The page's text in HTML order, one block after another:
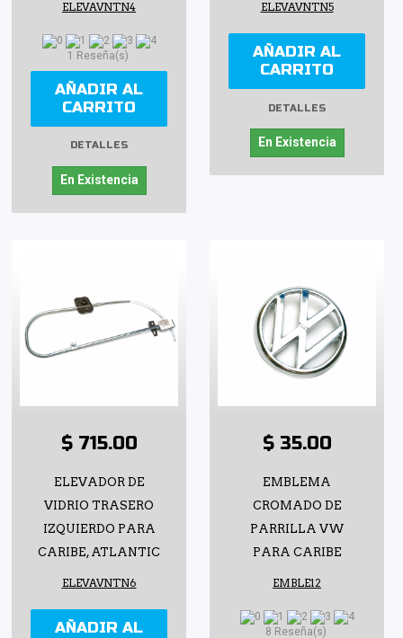
ELEVAVNTN4
1 Reseña(s)
AÑADIR AL
CARRITO
DETALLES
En Existencia
ELEVAVNTN5
AÑADIR AL
CARRITO
DETALLES
En Existencia
$ 715.00
ELEVADOR DE
VIDRIO TRASERO
IZQUIERDO PARA
CARIBE, ATLANTIC
ELEVAVNTN6
AÑADIR AL
$ 35.00
EMBLEMA
CROMADO DE
PARRILLA VW
PARA CARIBE
EMBLE12
8 Reseña(s)